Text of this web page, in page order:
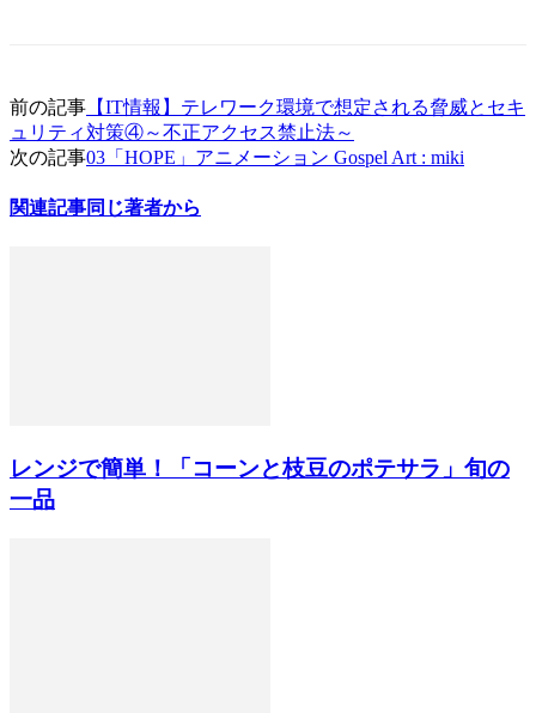
前の記事 【IT情報】テレワーク環境で想定される脅威とセキ
ュリティ対策④～不正アクセス禁止法～
次の記事03「HOPE」アニメーション Gospel Art : miki
関連記事同じ著者から
レンジで簡単！「コーンと枝豆のポテサラ」旬の
一品